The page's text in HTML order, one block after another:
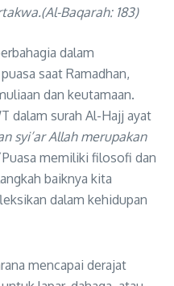
Baqarah: 183)
dalam
saat Ramadhan,
dan keutamaan.
dalam surah Al-Hajj ayat
syi’ar Allah merupakan
Puasa memiliki filosofi dan
baiknya kita
dalam kehidupan
mencapai derajat